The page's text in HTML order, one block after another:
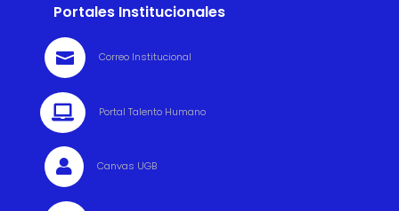
Portales Institucionales
 Correo Institucional
 Portal Talento Humano
 Canvas UGB